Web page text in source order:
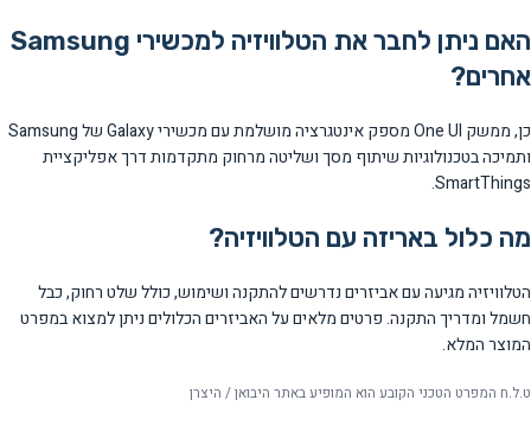
האם ניתן לחבר את הטלוויזיה למכשירי Samsung
אחרים?
כן, ממשק One UI מספק אינטגרציה מושלמת עם מכשירי Galaxy של Samsung
ותמיכה בטכנולוגיות שיתוף מסך ושליטה מרחוק מתקדמות דרך אפליקציית
SmartThings.
מה כלול באריזה עם הטלוויזיה?
הטלוויזיה מגיעה עם אביזרים נדרשים להתקנה ושימוש, כולל שלט רחוק, כבל
חשמל ומדריך התקנה. פרטים מלאים על האביזרים הכלולים ניתן למצוא במפרט
המוצר המלא.
ט.ל.ח המפרט הטכני הקובע הוא המופיע באתר היבואן / היצרן